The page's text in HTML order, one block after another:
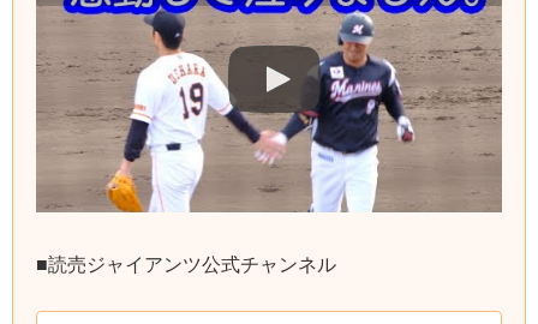
■読売ジャイアンツ公式チャンネル